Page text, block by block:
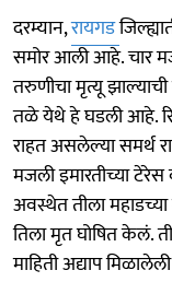
दरम्यान,रायगड
समोर आली आहे. चार
तरुणीचा मृत्यू
तळे येथे हे घडली आहे.
राहत असलेल्या समर्थ
मजली इमारतीच्या
अवस्थेत तीला महाडच्या
तिला मृत घोषित केलं.
माहिती अद्याप